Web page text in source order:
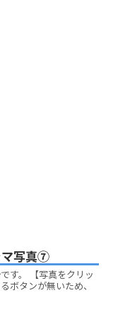
写真⑦
す。 【写真をクリッ
ボタンが無いため、